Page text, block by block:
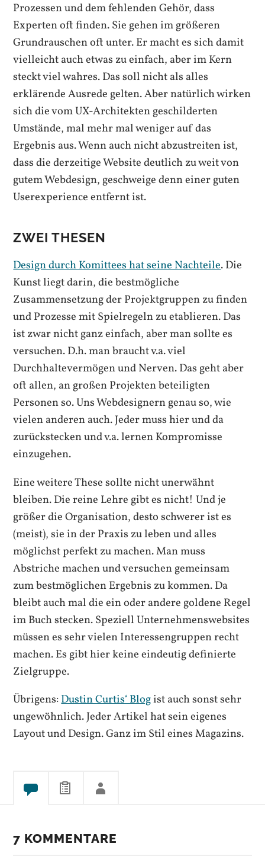
Prozessen und dem fehlenden Gehör, dass
Experten oft finden. Sie gehen im größeren
Grundrauschen oft unter. Er macht es sich damit
vielleicht auch etwas zu einfach, aber im Kern
steckt viel wahres. Das soll nicht als alles
erklärende Ausrede gelten. Aber natürlich wirken
sich die vom UX-Architekten geschilderten
Umstände, mal mehr mal weniger auf das
Ergebnis aus. Wenn auch nicht abzustreiten ist,
dass die derzeitige Website deutlich zu weit von
gutem Webdesign, geschweige denn einer guten
Userexperience entfernt ist.
ZWEI THESEN
Design durch Komittees hat seine Nachteile. Die
Kunst liegt darin, die bestmögliche
Zusammensetzung der Projektgruppen zu finden
und Prozesse mit Spielregeln zu etablieren. Das
ist zwar nicht ganz einfach, aber man sollte es
versuchen. D.h. man braucht v.a. viel
Durchhaltevermögen und Nerven. Das geht aber
oft allen, an großen Projekten beteiligten
Personen so. Uns Webdesignern genau so, wie
vielen anderen auch. Jeder muss hier und da
zurückstecken und v.a. lernen Kompromisse
einzugehen.
Eine weitere These sollte nicht unerwähnt
bleiben. Die reine Lehre gibt es nicht! Und je
größer die Organisation, desto schwerer ist es
(meist), sie in der Praxis zu leben und alles
möglichst perfekt zu machen. Man muss
Abstriche machen und versuchen gemeinsam
zum bestmöglichen Ergebnis zu kommen. Da
bleibt auch mal die ein oder andere goldene Regel
im Buch stecken. Speziell Unternehmenswebsites
müssen es sehr vielen Interessengruppen recht
machen. Es gibt hier keine eindeutig definierte
Zielgruppe.
Übrigens:Dustin Curtis‘ Blogist auch sonst sehr
ungewöhnlich. Jeder Artikel hat sein eigenes
Layout und Design. Ganz im Stil eines Magazins.
7 KOMMENTARE